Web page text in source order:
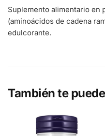
Suplemento alimentario en
(aminoácidos de cadena
edulcorante.
También te